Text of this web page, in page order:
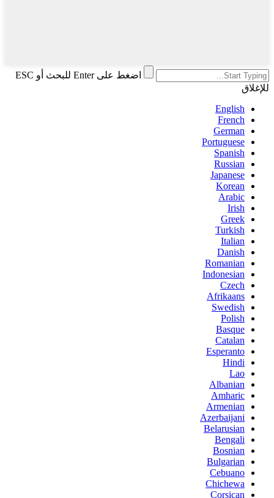
اضغط على Enter للبحث أو ESC
للإغلاق
English
French
German
Portuguese
Spanish
Russian
Japanese
Korean
Arabic
Irish
Greek
Turkish
Italian
Danish
Romanian
Indonesian
Czech
Afrikaans
Swedish
Polish
Basque
Catalan
Esperanto
Hindi
Lao
Albanian
Amharic
Armenian
Azerbaijani
Belarusian
Bengali
Bosnian
Bulgarian
Cebuano
Chichewa
Corsican